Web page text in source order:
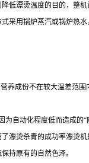
漂烫温度的目的，
采用锅炉蒸汽或锅炉热水
成份不在较大温差
动化程度低而造成
烫杀青的成功率漂
持原有的自然色泽。